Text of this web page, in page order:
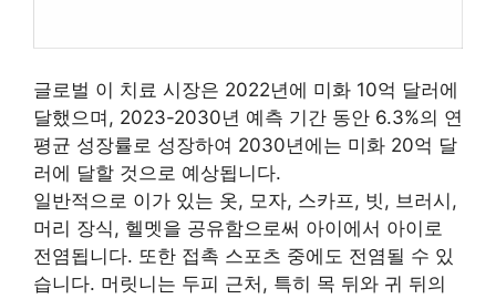
글로벌 이 치료 시장은 2022년에 미화 10억 달러에
달했으며, 2023-2030년 예측 기간 동안 6.3%의 연
평균 성장률로 성장하여 2030년에는 미화 20억 달
러에 달할 것으로 예상됩니다.
일반적으로 이가 있는 옷, 모자, 스카프, 빗, 브러시,
머리 장식, 헬멧을 공유함으로써 아이에서 아이로
전염됩니다. 또한 접촉 스포츠 중에도 전염될 수 있
습니다. 머릿니는 두피 근처, 특히 목 뒤와 귀 뒤의